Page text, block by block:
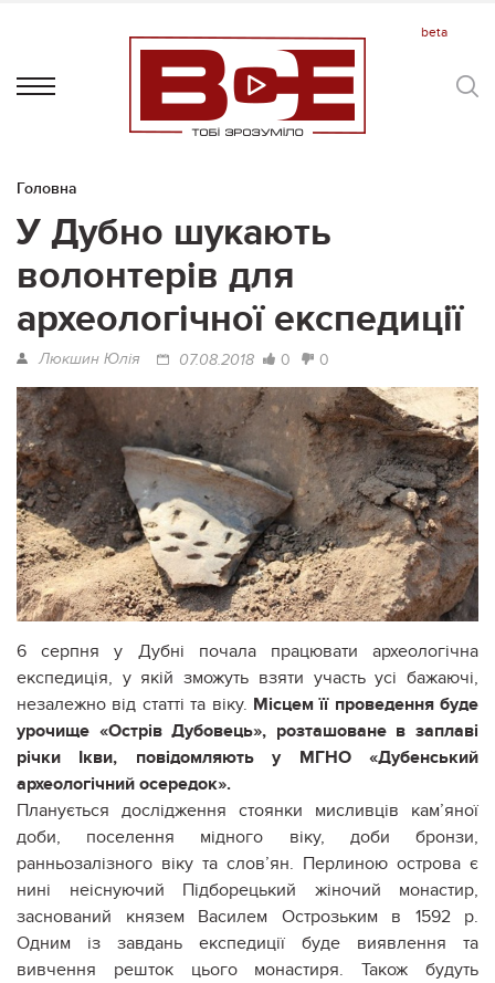
Головна
У Дубно шукають
волонтерів для
археологічної експедиції
Люкшин Юлія 07.08.2018 0 0
6 серпня у Дубні почала працювати археологічна
експедиція, у якій зможуть взяти участь усі бажаючі,
незалежно від статті та віку. Місцем її проведення буде
урочище «Острів Дубовець», розташоване в заплаві
річки Ікви, повідомляють у МГНО «Дубенський
археологічний осередок».
Планується дослідження стоянки мисливців кам’яної
доби, поселення мідного віку, доби бронзи,
ранньозалізного віку та слов’ян. Перлиною острова є
нині неіснуючий Підборецький жіночий монастир,
заснований князем Василем Острозьким в 1592 р.
Одним із завдань експедиції буде виявлення та
вивчення решток цього монастиря. Також будуть